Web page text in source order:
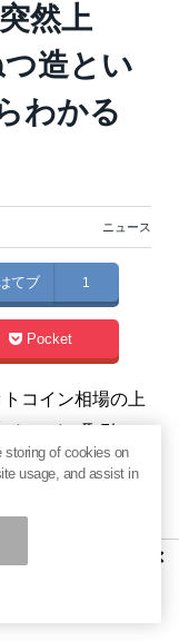
然上
造とい
わかる
ニュース
てブ 1
Pocket
コイン相場の上
トコイン取引の
も出されまし
略的FX投資 ×
storing of cookies on
usage, and assist in